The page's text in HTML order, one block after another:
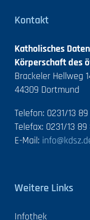
Kontakt
Katholisches
Körperschaft des
Brackeler Hellweg
44309 Dortmund
Telefon: 0231/13
Telefax: 0231/13
E-Mail:
Weitere Links
Infothek